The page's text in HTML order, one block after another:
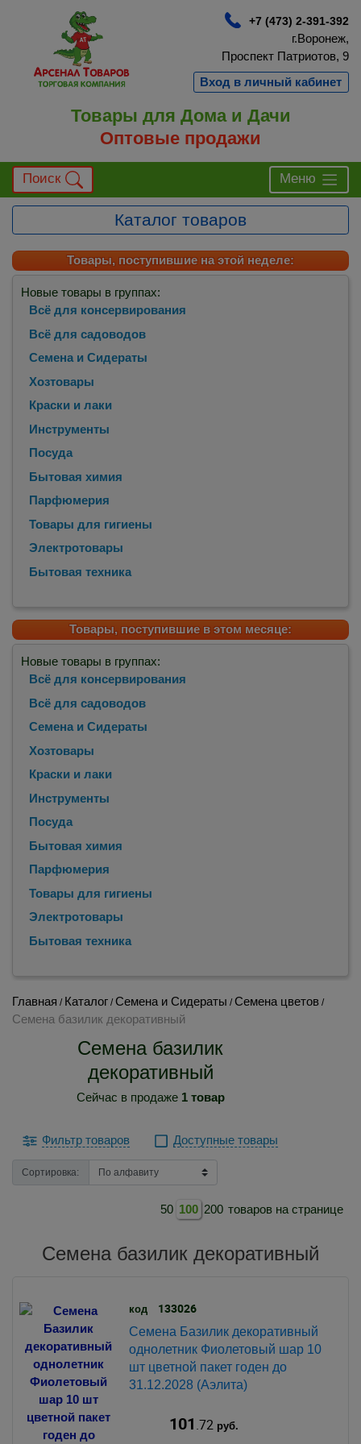
+7 (473) 2-391-392
г.Воронеж,
Проспект Патриотов, 9
Вход в личный кабинет
Товары для Дома и Дачи
Оптовые продажи
Поиск Меню
Каталог товаров
Товары, поступившие на этой неделе:
Новые товары в группах:
Всё для консервирования
Всё для садоводов
Семена и Сидераты
Хозтовары
Краски и лаки
Инструменты
Посуда
Бытовая химия
Парфюмерия
Товары для гигиены
Электротовары
Бытовая техника
Товары, поступившие в этом месяце:
Новые товары в группах:
Всё для консервирования
Всё для садоводов
Семена и Сидераты
Хозтовары
Краски и лаки
Инструменты
Посуда
Бытовая химия
Парфюмерия
Товары для гигиены
Электротовары
Бытовая техника
Главная / Каталог /Семена и Сидераты /Семена цветов /
Семена базилик декоративный
Семена базилик
декоративный
Сейчас в продаже 1 товар
Фильтр товаров Доступные товары
Сортировка:
50 100 200 товаров на странице
Семена базилик декоративный
код 133026
Семена Базилик декоративный
однолетник Фиолетовый шар 10
шт цветной пакет годен до
31.12.2028 (Аэлита)
101.72руб.